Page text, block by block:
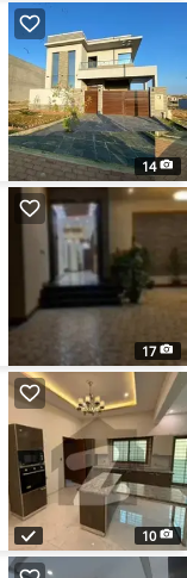
14
17
10